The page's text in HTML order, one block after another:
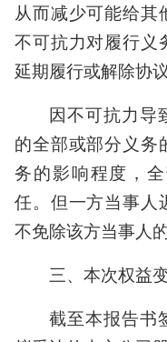
从而减少可能给其
不可抗力对履行义
延期履行或解除协
因不可抗力导
的全部或部分义务
务的影响程度，
任。但一方当事人
不免除该方当事人
三、本次权益
截至本报告书